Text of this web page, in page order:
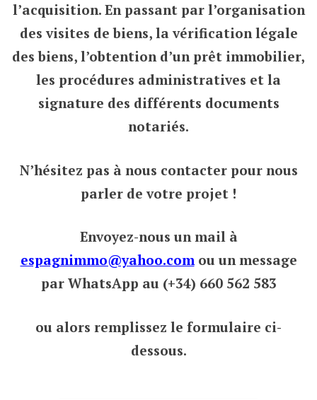
l’acquisition. En passant par l’organisation
des visites de biens, la vérification légale
des biens, l’obtention d’un prêt immobilier,
les procédures administratives et la
signature des différents documents
notariés.
N’hésitez pas à nous contacter pour nous
parler de votre projet !
Envoyez-nous un mail à
espagnimmo@yahoo.comou un message
par WhatsApp au (+34) 660 562 583
ou alors remplissez le formulaire ci-
dessous.